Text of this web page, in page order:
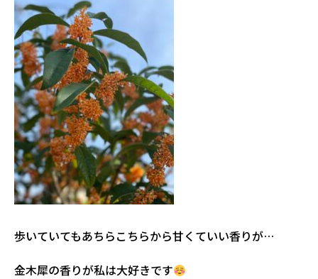
歩いていてもあちらこちらから甘くていい香りが…
金木犀の香りが私は大好きです